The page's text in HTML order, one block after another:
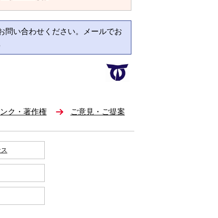
問い合わせください。メールでお
ク・著作権 ご意見・ご提案